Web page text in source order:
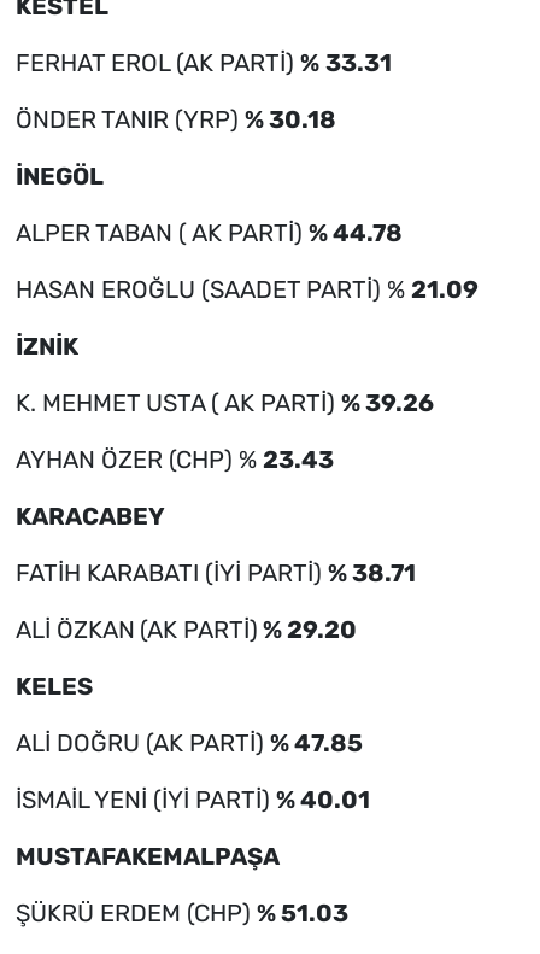
KESTEL
FERHAT EROL (AK PARTİ) % 33.31
ÖNDER TANIR (YRP) % 30.18
İNEGÖL
ALPER TABAN ( AK PARTİ) % 44.78
HASAN EROĞLU (SAADET PARTİ) % 21.09
İZNİK
K. MEHMET USTA ( AK PARTİ) % 39.26
AYHAN ÖZER (CHP) % 23.43
KARACABEY
FATİH KARABATI (İYİ PARTİ) % 38.71
ALİ ÖZKAN (AK PARTİ) % 29.20
KELES
ALİ DOĞRU (AK PARTİ) % 47.85
İSMAİL YENİ (İYİ PARTİ) % 40.01
MUSTAFAKEMALPAŞA
ŞÜKRÜ ERDEM (CHP) % 51.03